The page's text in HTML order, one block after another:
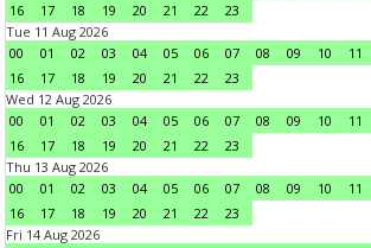
16
17 18 19 20 21 22
23
Tue 11 Aug 2026
00
01 02 03 04 05 06 07 08 09 10 11
16
17 18 19 20 21 22
23
Wed 12 Aug 2026
00
01 02 03 04 05 06 07 08 09 10 11
16
17 18 19 20 21 22
23
Thu 13 Aug 2026
00
01 02 03 04 05 06 07 08 09 10 11
16
17 18 19 20 21 22
23
Fri 14 Aug 2026